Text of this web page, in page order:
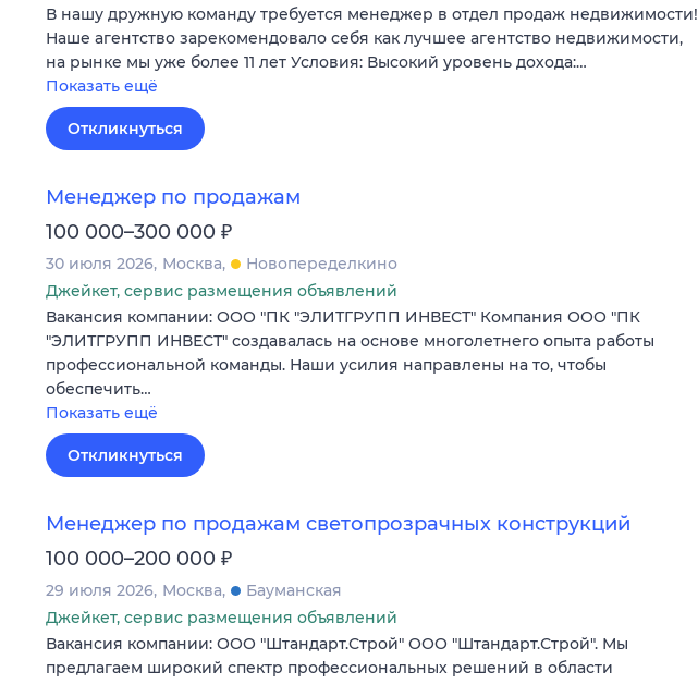
В нашу дружную команду требуется менеджер в отдел продаж недвижимости!
Наше агентство зарекомендовало себя как лучшее агентство недвижимости,
на рынке мы уже более 11 лет Условия: Высокий уровень дохода:…
Показать ещё
Откликнуться
Менеджер по продажам
100 000–300 000 ₽
30 июля 2026 Москва
Новопеределкино
Джейкет, сервис размещения объявлений
Вакансия компании: ООО "ПК "ЭЛИТГРУПП ИНВЕСТ" Компания ООО "ПК
"ЭЛИТГРУПП ИНВЕСТ" создавалась на основе многолетнего опыта работы
профессиональной команды. Наши усилия направлены на то, чтобы
обеспечить…
Показать ещё
Откликнуться
Менеджер по продажам светопрозрачных конструкций
100 000–200 000 ₽
29 июля 2026 Москва
Бауманская
Джейкет, сервис размещения объявлений
Вакансия компании: ООО "Штандарт.Строй" ООО "Штандарт.Строй". Мы
предлагаем широкий спектр профессиональных решений в области